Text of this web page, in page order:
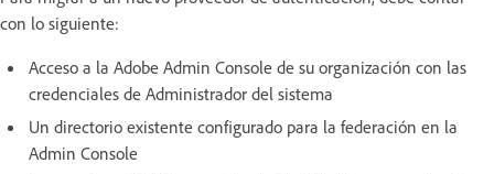
con lo siguiente:
Acceso a la Adobe Admin Console de su organización con las
credenciales de Administrador del sistema
Un directorio existente configurado para la federación en la
Admin Console